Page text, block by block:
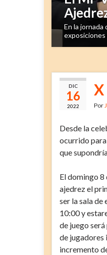
En la jornada
exposiciones
XIII
El domingo
Reyes
DIC
16
2022
X
Por
Desde la
ocurrido para
que
El domingo
ajedrez el
ser la sala de
10:00 y
de juego
de jugadores
incremento